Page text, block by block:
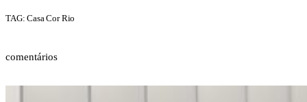
TAG: Casa Cor Rio
comentários